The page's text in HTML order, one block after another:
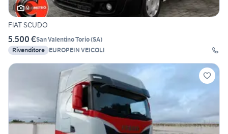
9
FIAT SCUDO
5.500 €San Valentino Torio(SA)
Rivenditore EUROPEIN VEICOLI